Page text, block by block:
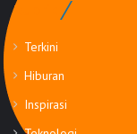
Rubrik
Terkini
Hiburan
Inspirasi